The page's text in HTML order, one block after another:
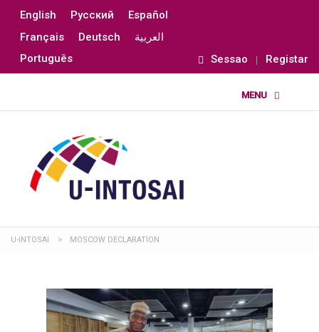
English Русский
Español
Français
Deutsch
العربية
Português
Sessao Registar
U-INTOSAI > MOSCOW DECLARATION